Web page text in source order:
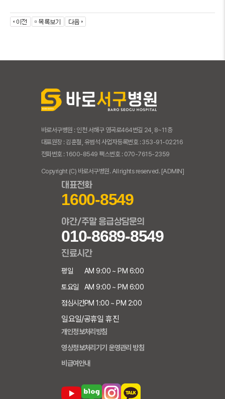
바로서구병원 : 인천 서해구 염곡로464번길 24, 8~11층
대표원장 : 김훈철, 유범석 사업자등록번호 : 353-91-02216
전화번호 : 1600-8549 팩스번호 : 070-7615-2359
Copyright (C) 바로서구병원. All rights reserved. [ADMIN]
대표전화
1600-8549
야간/주말 응급상담문의
010-8689-8549
진료시간
평일
토요일
점심시간
AM 9:00 ~ PM 6:00
AM 9:00 ~ PM 6:00
PM 1:00 ~ PM 2:00
일요일/공휴일 휴진
개인정보처리방침
영상정보처리기기 운영관리 방침
비급여안내